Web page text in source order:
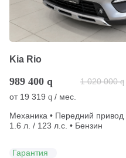
Kia Rio
989 400 q 1 020 000 q
от 19 319 q / мес.
Механика • Передний привод
1.6 л. / 123 л.с. • Бензин
Гарантия